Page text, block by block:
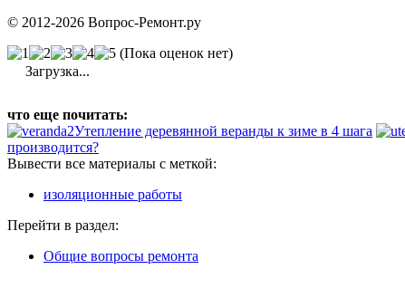
© 2012-2026 Вопрос-Ремонт.ру
(Пока оценок нет)
Загрузка...
что еще почитать:
Утепление деревянной веранды к зиме в 4 шага
производится?
Вывести все материалы с меткой:
изоляционные работы
Перейти в раздел:
Общие вопросы ремонта